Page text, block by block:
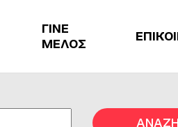
ΓΙΝΕ
ΜΕΛΟΣ